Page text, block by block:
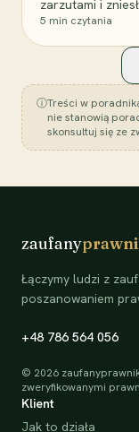
zarzutami i
5 min czytania
ⓘTreści w
nie stanowią
skonsultuj się ze
zaufany
Łączymy ludzi z
poszanowaniem
+48 786 564 056
© 2026
zweryfikowanymi
Klient
Jak to działa